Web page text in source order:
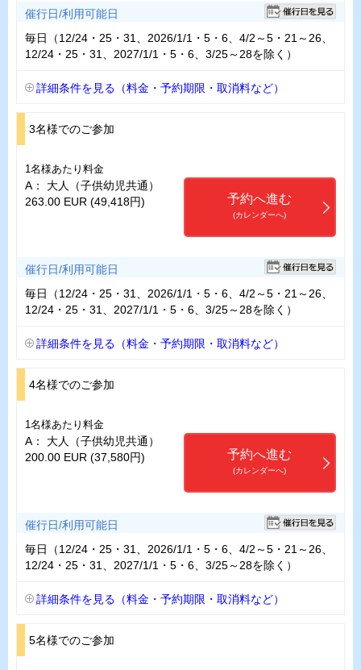
催行日/利用可能日
毎日（12/24・25・31、2026/1/1・5・6、4/2～5・21～26、
12/24・25・31、2027/1/1・5・6、3/25～28を除く）
詳細条件を見る（料金・予約期限・取消料など）
3名様でのご参加
1名様あたり料金
A： 大人（子供幼児共通）
263.00 EUR (49,418円)
予約へ進む
(カレンダーへ)
催行日/利用可能日
毎日（12/24・25・31、2026/1/1・5・6、4/2～5・21～26、
12/24・25・31、2027/1/1・5・6、3/25～28を除く）
詳細条件を見る（料金・予約期限・取消料など）
4名様でのご参加
1名様あたり料金
A： 大人（子供幼児共通）
200.00 EUR (37,580円)
予約へ進む
(カレンダーへ)
催行日/利用可能日
毎日（12/24・25・31、2026/1/1・5・6、4/2～5・21～26、
12/24・25・31、2027/1/1・5・6、3/25～28を除く）
詳細条件を見る（料金・予約期限・取消料など）
5名様でのご参加